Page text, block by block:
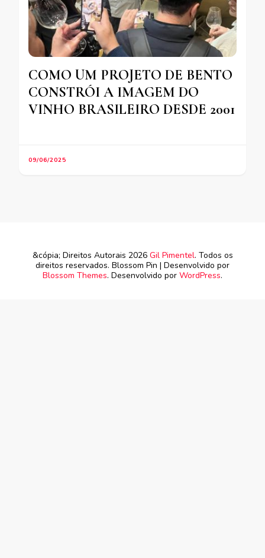
COMO UM PROJETO DE BENTO
CONSTRÓI A IMAGEM DO
VINHO BRASILEIRO DESDE 2001
09/06/2025
&cópia; Direitos Autorais 2026 Gil Pimentel. Todos os
direitos reservados. Blossom Pin | Desenvolvido por
Blossom Themes. Desenvolvido por WordPress.